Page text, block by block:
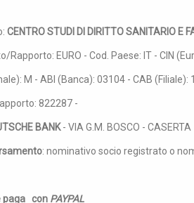
CENTRO STUDI DI DIRITTO SANITARIO E
Rapporto: EURO - Cod. Paese: IT - CIN
M - ABI (Banca): 03104 - CAB (Filiale):
822287 -
BANK - VIA G.M. BOSCO - CASERTA
: nominativo socio registrato o
paga con PAYPAL